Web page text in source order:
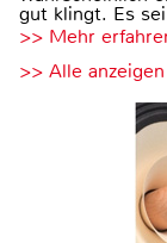
gut klingt. Es
>> Mehr
>> Alle anzeigen